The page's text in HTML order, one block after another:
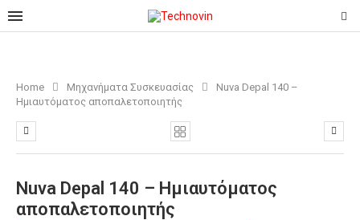
Home Μηχανήματα Συσκευασίας
Nuva Depal 140 –
Ημιαυτόματος αποπαλετοποιητής
Nuva Depal 140 – Ημιαυτόματος
αποπαλετοποιητής